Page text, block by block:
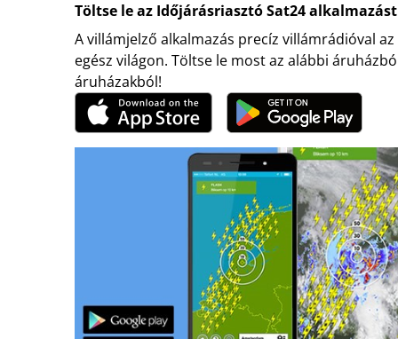
Töltse le az Időjárásriasztó Sat24 alkalmazást
A villámjelző alkalmazás precíz villámrádióval az
egész világon. Töltse le most az alábbi
áruházakból!